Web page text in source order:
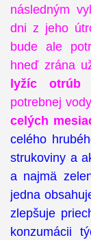
následným
dni z jeho
bude ale
hneď zrána
lyžíc otrúb
potrebnej
celých
celého
strukoviny a
a najmä
jedna
zlepšuje
konzumácii